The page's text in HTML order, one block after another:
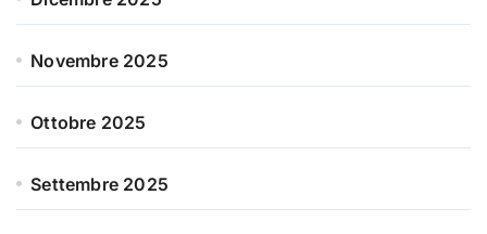
Novembre 2025
Ottobre 2025
Settembre 2025